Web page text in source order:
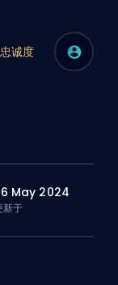
忠诚度
May 2024
新于